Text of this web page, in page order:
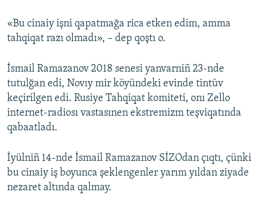
«Bu cinaiy işni qapatmağa rica etken edim, amma
tahqiqat razı olmadı», – dep qoştı o.
İsmail Ramazanov 2018 senesi yanvarniñ 23-nde
tutulğan edi, Novıy mir köyündeki evinde tintüv
keçirilgen edi. Rusiye Tahqiqat komiteti, onı Zello
internet-radiosı vastasınen ekstremizm teşviqatında
qabaatladı.
İyülniñ 14-nde İsmail Ramazanov SİZOdan çıqtı, çünki
bu cinaiy iş boyunca şeklengenler yarım yıldan ziyade
nezaret altında qalmay.